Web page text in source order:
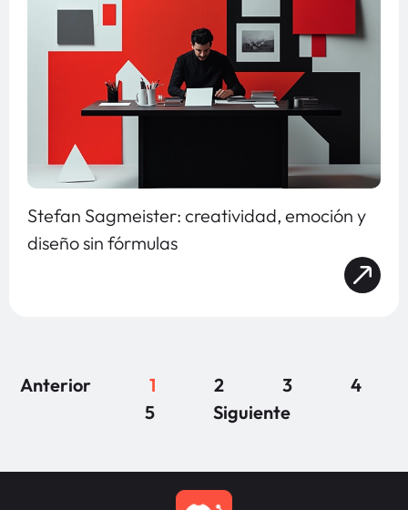
Stefan Sagmeister: creatividad, emoción y
diseño sin fórmulas
Anterior 1 2 3
4
5
Siguiente